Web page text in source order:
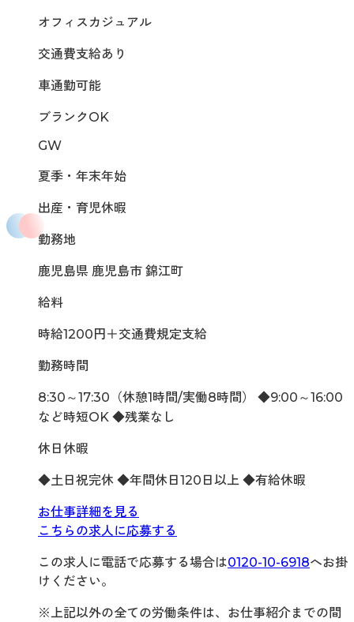
オフィスカジュアル
交通費支給あり
車通勤可能
ブランクOK
GW
夏季・年末年始
出産・育児休暇
勤務地
鹿児島県 鹿児島市 錦江町
給料
時給1200円＋交通費規定支給
勤務時間
8:30～17:30（休憩1時間/実働8時間） ◆9:00～16:00
など時短OK ◆残業なし
休日休暇
◆土日祝完休 ◆年間休日120日以上 ◆有給休暇
お仕事詳細を見る
こちらの求人に応募する
この求人に電話で応募する場合は0120-10-6918へお掛
けください。
※上記以外の全ての労働条件は、お仕事紹介までの間